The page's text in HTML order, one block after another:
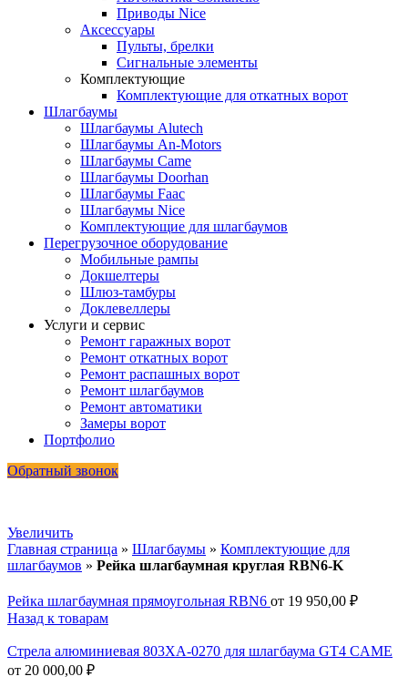
Приводы Nice
Аксессуары
Пульты, брелки
Сигнальные элементы
Комплектующие
Комплектующие для откатных ворот
Шлагбаумы
Шлагбаумы Alutech
Шлагбаумы An-Motors
Шлагбаумы Came
Шлагбаумы Doorhan
Шлагбаумы Faac
Шлагбаумы Nice
Комплектующие для шлагбаумов
Перегрузочное оборудование
Мобильные рампы
Докшелтеры
Шлюз-тамбуры
Доклевеллеры
Услуги и сервис
Ремонт гаражных ворот
Ремонт откатных ворот
Ремонт распашных ворот
Ремонт шлагбаумов
Ремонт автоматики
Замеры ворот
Портфолио
Обратный звонок
Увеличить
Главная страница » Шлагбаумы » Комплектующие для
шлагбаумов » Рейка шлагбаумная круглая RBN6-K
Рейка шлагбаумная прямоугольная RBN6 от 19 950,00 ₽
Назад к товарам
Стрела алюминиевая 803XA-0270 для шлагбаума GT4 CAME
от 20 000,00 ₽